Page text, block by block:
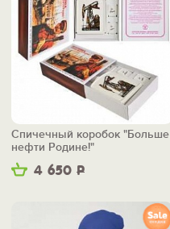
4 650 Р
Спичечный коробок "Больше
нефти Родине!"